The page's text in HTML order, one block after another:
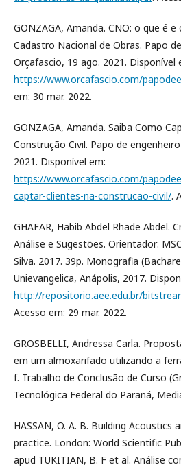
GONZAGA, Amanda. CNO: o que é
Cadastro Nacional de Obras. Papo
Orçafascio, 19 ago. 2021. Disponível
https://www.orcafascio.com/
em: 30 mar. 2022.
GONZAGA, Amanda. Saiba Como
Construção Civil. Papo de
2021. Disponível em:
https://www.orcafascio.com/
captar-clientes-na-construcao-civil/.
GHAFAR, Habib Abdel Rhade Abdel.
Análise e Sugestões. Orientador:
Silva. 2017. 39p. Monografia
Unievangelica, Anápolis, 2017.
http://repositorio.aee.edu.br/
Acesso em: 29 mar. 2022.
GROSBELLI, Andressa Carla.
em um almoxarifado utilizando a
f. Trabalho de Conclusão de Curso
Tecnológica Federal do Paraná,
HASSAN, O. A. B. Building Acoustics
practice. London: World Scientific
apud TUKITIAN, B. F et al. Análise